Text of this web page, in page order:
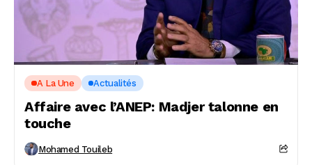
A La Une Actualités
Affaire avec l’ANEP: Madjer talonne en
touche
Mohamed Touileb